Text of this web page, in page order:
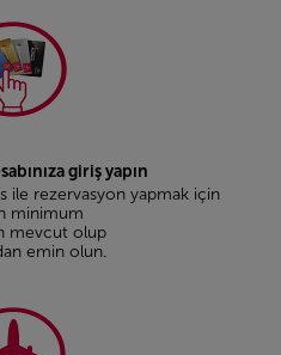
giriş yapın
ile rezervasyon yapmak için
minimum
mevcut olup
emin olun.